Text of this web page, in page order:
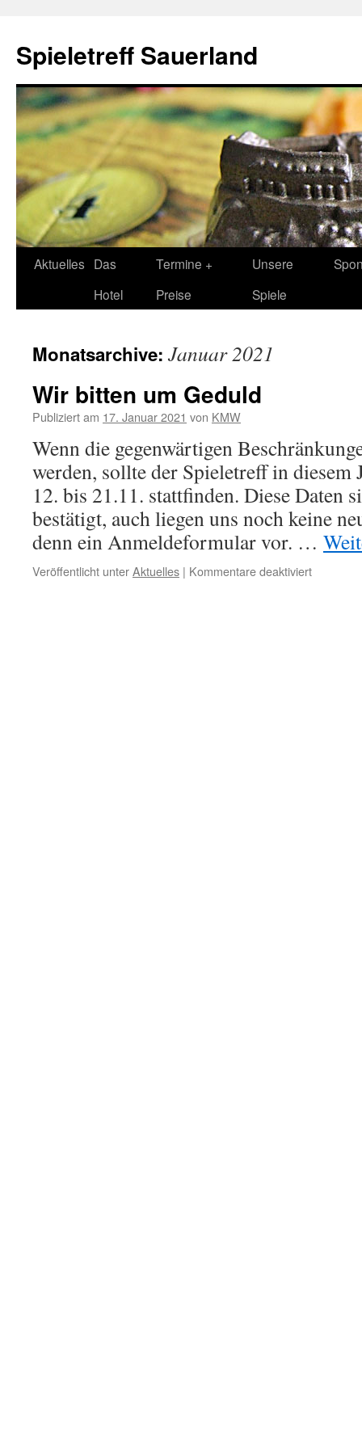
Spieletreff Sauerland
Zum
Aktuelles Das
Hotel
Termine +
Preise
Unsere
Spiele
Monatsarchive: Januar 2021
Wir bitten um Geduld
Publiziert am 17. Januar 2021 von KMW
Wenn die gegenwärtigen
werden, sollte der Spieletreff in
12. bis 21.11. stattfinden. Diese Daten
bestätigt, auch liegen uns noch keine
denn ein Anmeldeformular vor. …
Veröffentlicht unterAktuelles | Kommentare deaktiviertfür